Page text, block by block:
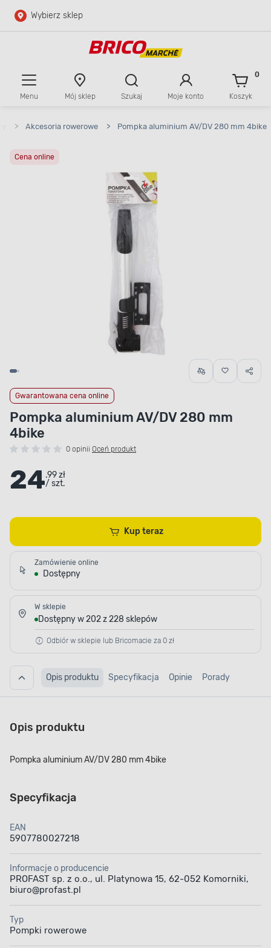
Przejdź do głównej zawartości
Wybierz sklep
Menu Mój sklep Szukaj Moje konto Koszyk
0
> Akcesoria rowerowe > Pompka aluminium AV/DV 280 mm 4bike
Cena online
Gwarantowana cena online
Pompka aluminium AV/DV 280 mm
4bike
0 opinii Oceń produkt
24.99 zł
/ szt.
Kup teraz
Zamówienie online
Dostępny
W sklepie
Dostępny w 202 z 228 sklepów
Odbiór w sklepie lub Bricomacie za 0 zł
Opis produktu Specyfikacja Opinie Porady
Opis produktu
Pompka aluminium AV/DV 280 mm 4bike
Specyfikacja
EAN
5907780027218
Informacje o producencie
PROFAST sp. z o.o., ul. Platynowa 15, 62-052 Komorniki,
biuro@profast.pl
Typ
Pompki rowerowe